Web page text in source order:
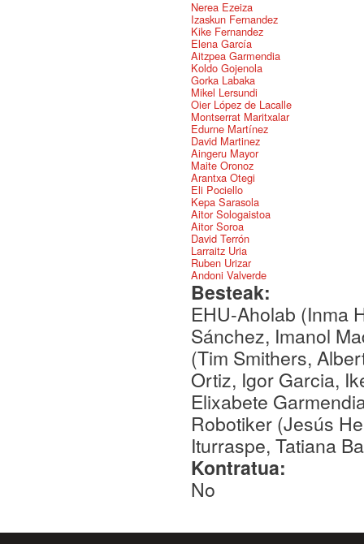
Nerea Ezeiza
Izaskun Fernandez
Kike Fernandez
Elena García
Aitzpea Garmendia
Koldo Gojenola
Gorka Labaka
Mikel Lersundi
Oier López de Lacalle
Montserrat Maritxalar
Edurne Martínez
David Martinez
Aingeru Mayor
Maite Oronoz
Arantxa Otegi
Eli Pociello
Kepa Sarasola
Aitor Sologaistoa
Aitor Soroa
David Terrón
Larraitz Uria
Ruben Urizar
Andoni Valverde
Besteak:
EHU-Aholab (Inma
Sánchez, Imanol
(Tim Smithers,
Ortiz, Igor Garcia,
Elixabete
Robotiker (Jesús
Iturraspe, Tatiana
Kontratua:
No